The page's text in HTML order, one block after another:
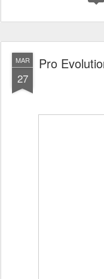
MAR
27
Pro